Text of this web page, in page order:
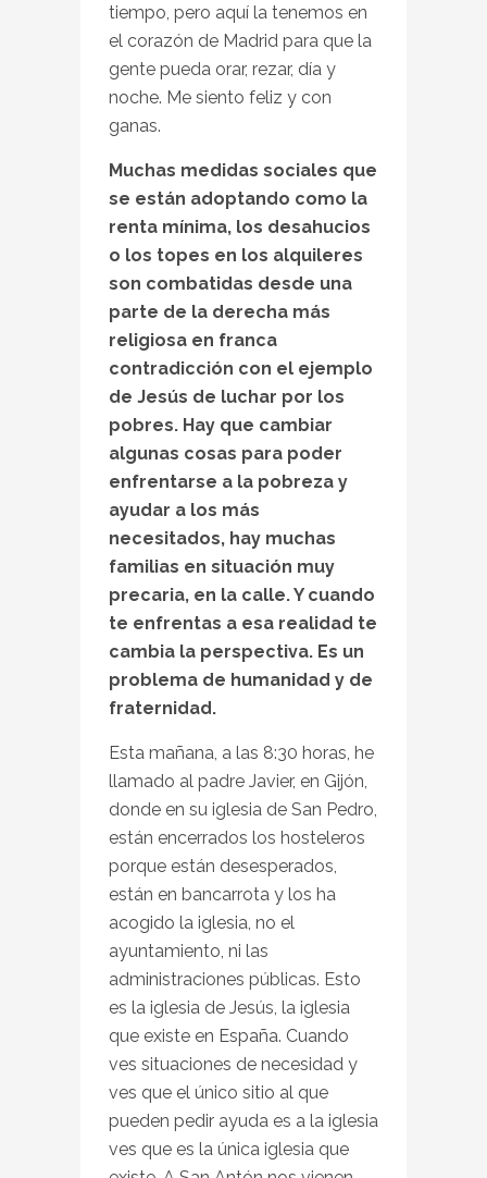
tiempo, pero aquí la tenemos en
el corazón de Madrid para que la
gente pueda orar, rezar, día y
noche. Me siento feliz y con
ganas.
Muchas medidas sociales que
se están adoptando como la
renta mínima, los desahucios
o los topes en los alquileres
son combatidas desde una
parte de la derecha más
religiosa en franca
contradicción con el ejemplo
de Jesús de luchar por los
pobres. Hay que cambiar
algunas cosas para poder
enfrentarse a la pobreza y
ayudar a los más
necesitados, hay muchas
familias en situación muy
precaria, en la calle. Y cuando
te enfrentas a esa realidad te
cambia la perspectiva. Es un
problema de humanidad y de
fraternidad.
Esta mañana, a las 8:30 horas, he
llamado al padre Javier, en Gijón,
donde en su iglesia de San Pedro,
están encerrados los hosteleros
porque están desesperados,
están en bancarrota y los ha
acogido la iglesia, no el
ayuntamiento, ni las
administraciones públicas. Esto
es la iglesia de Jesús, la iglesia
que existe en España. Cuando
ves situaciones de necesidad y
ves que el único sitio al que
pueden pedir ayuda es a la iglesia
ves que es la única iglesia que